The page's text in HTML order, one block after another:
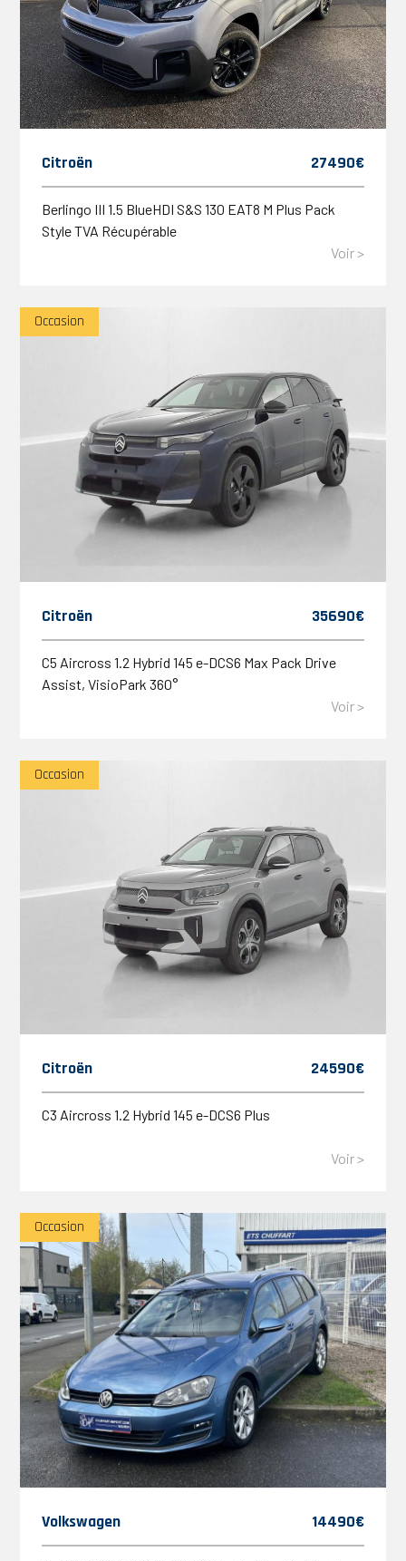
Citroën 27490€
Berlingo III 1.5 BlueHDI S&S 130 EAT8 M Plus Pack
Style TVA Récupérable
Voir >
Occasion
Citroën 35690€
C5 Aircross 1.2 Hybrid 145 e-DCS6 Max Pack Drive
Assist, VisioPark 360°
Voir >
Occasion
Citroën 24590€
C3 Aircross 1.2 Hybrid 145 e-DCS6 Plus
Voir >
Occasion
Volkswagen 14490€